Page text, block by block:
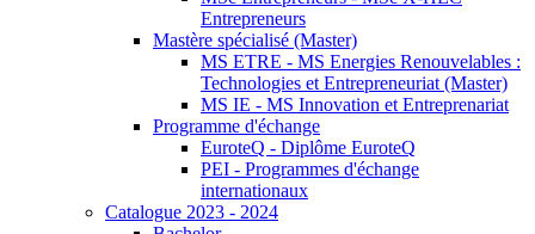
Entrepreneurs
Mastère spécialisé (Master)
MS ETRE - MS Energies Renouvelables :
Technologies et Entrepreneuriat (Master)
MS IE - MS Innovation et Entreprenariat
Programme d'échange
EuroteQ - Diplôme EuroteQ
PEI - Programmes d'échange
internationaux
Catalogue 2023 - 2024